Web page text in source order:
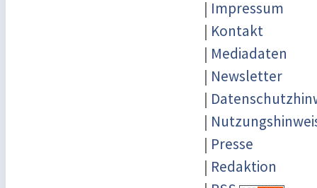
| Impressum
| Kontakt
| Mediadaten
| Newsletter
|
|
| Presse
| Redaktion